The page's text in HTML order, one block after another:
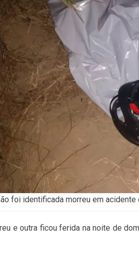
foi identificada morreu em
e outra ficou ferida na noite de